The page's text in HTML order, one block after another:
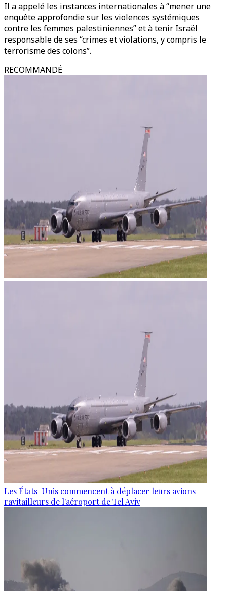
Il a appelé les instances internationales à “mener une
enquête approfondie sur les violences systémiques
contre les femmes palestiniennes” et à tenir Israël
responsable de ses “crimes et violations, y compris le
terrorisme des colons”.
RECOMMANDÉ
Les États-Unis commencent à déplacer leurs avions
ravitailleurs de l'aéroport de Tel Aviv